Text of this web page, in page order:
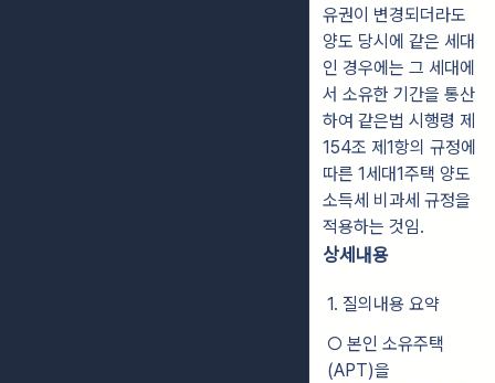
유권이 변경되더라도
양도 당시에 같은 세대
인 경우에는 그 세대에
서 소유한 기간을 통산
하여 같은법 시행령 제
154조 제1항의 규정에
따른 1세대1주택 양도
소득세 비과세 규정을
적용하는 것임.
상세내용
1. 질의내용 요약
○ 본인 소유주택
(APT)을